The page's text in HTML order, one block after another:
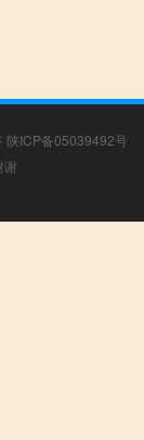
陕ICP备05039492号
谢